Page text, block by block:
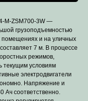
M-ZSM700-3W —
грузоподъемностью
помещениях и на уличных
7 м. В процессе
режимов,
текущим условиям
электродвигатели
Напряжение и
Ач соответственно.